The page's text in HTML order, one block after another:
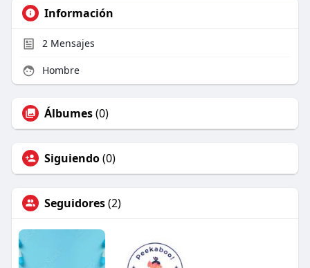
Información
2Mensajes
Hombre
Álbumes(0)
Siguiendo(0)
Seguidores(2)